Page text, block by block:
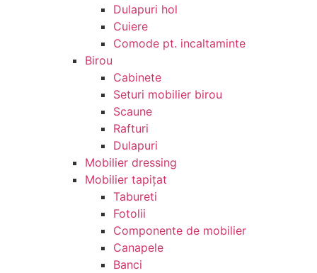
Dulapuri hol
Cuiere
Comode pt. incaltaminte
Birou
Cabinete
Seturi mobilier birou
Scaune
Rafturi
Dulapuri
Mobilier dressing
Mobilier tapițat
Tabureti
Fotolii
Componente de mobilier
Canapele
Banci